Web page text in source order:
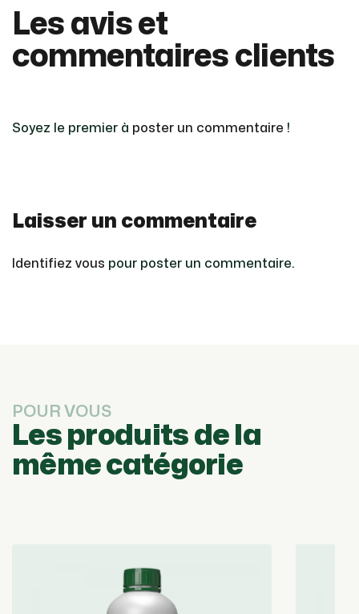
Les avis et
commentaires clients
Soyez le premier à poster un commentaire !
Laisser un commentaire
Identifiez vous pour poster un commentaire.
POUR VOUS
Les produits de la
même catégorie